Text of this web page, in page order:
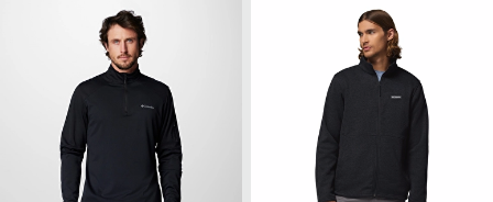
Daha fazla göster
T-Shirt Gömlek Polo T-Shirt
Filtreler (1) Sırala